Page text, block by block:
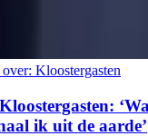
Kloostergasten
ik uit de aarde’